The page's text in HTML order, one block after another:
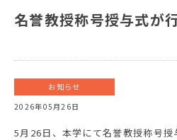
名誉教授称号授与式が
お知らせ
2026年05月26日
5月26日、本学にて名誉教授称号授